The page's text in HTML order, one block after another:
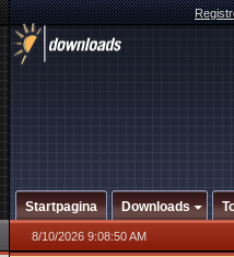
Startpagina Downloads
8/10/2026 9:08:50 AM